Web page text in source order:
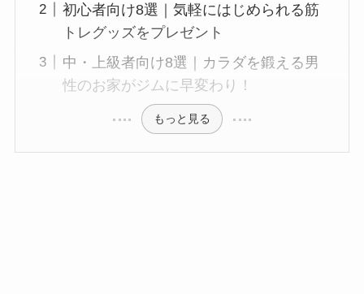
初心者向け8選｜気軽にはじめられる筋
トレグッズをプレゼント
中・上級者向け8選｜カラダを鍛える男
性のお家がジムに早変わり！
もっと見る